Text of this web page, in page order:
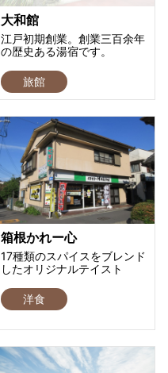
大和館
江戸初期創業。創業三百余年
の歴史ある湯宿です。
旅館
箱根かれー心
17種類のスパイスをブレンド
したオリジナルテイスト
洋食